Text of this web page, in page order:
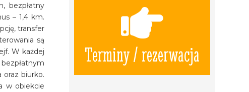
Terminy / rezerwacja
bezpłatny
– 1,4 km.
transfer
są
W każdej
oraz biurko.
w obiekcie